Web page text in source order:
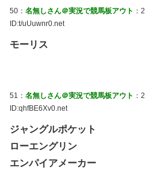
50： 名無しさん＠実況で競馬板アウト ：
ID:t/uUuwnr0.net
モーリス
51： 名無しさん＠実況で競馬板アウト ：
ID:qhfBE6Xv0.net
ジャングルポケット
ローエングリン
エンパイアメーカー